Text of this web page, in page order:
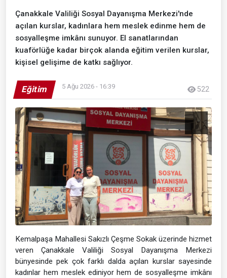
Çanakkale Valiliği Sosyal Dayanışma Merkezi'nde
açılan kurslar, kadınlara hem meslek edinme hem de
sosyalleşme imkânı sunuyor. El sanatlarından
kuaförlüğe kadar birçok alanda eğitim verilen kurslar,
kişisel gelişime de katkı sağlıyor.
Eğitim 5 Ağu 2026 - 16:39 522
Kemalpaşa Mahallesi Sakızlı Çeşme Sokak üzerinde hizmet
veren Çanakkale Valiliği Sosyal Dayanışma Merkezi
bünyesinde pek çok farklı dalda açılan kurslar sayesinde
kadınlar hem meslek ediniyor hem de sosyalleşme imkânı